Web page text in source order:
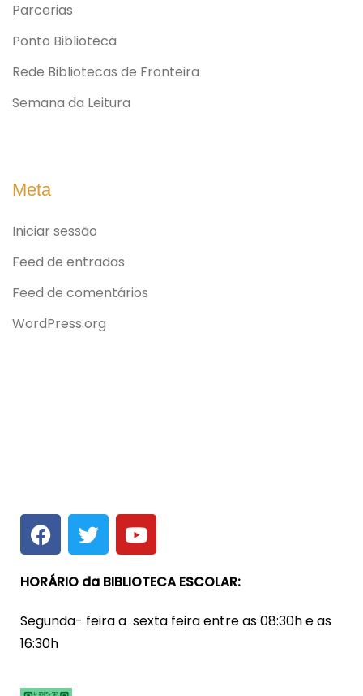
Parcerias
Ponto Biblioteca
Rede Bibliotecas de Fronteira
Semana da Leitura
Meta
Iniciar sessão
Feed de entradas
Feed de comentários
WordPress.org
HORÁRIO da BIBLIOTECA ESCOLAR:
Segunda- feira a sexta feira entre as 08:30h e as
16:30h